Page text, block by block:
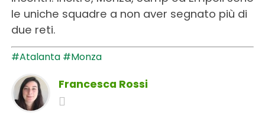
le uniche squadre a non aver segnato più di
due reti.
#Atalanta #Monza
Francesca Rossi